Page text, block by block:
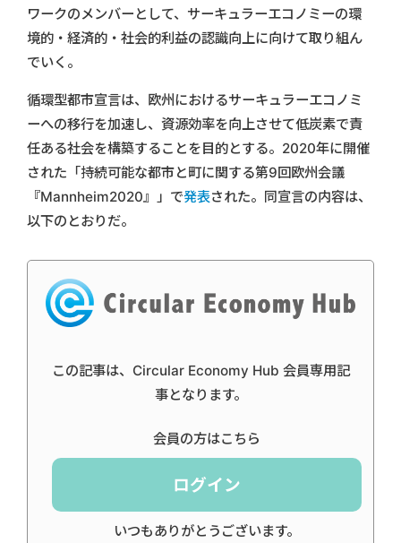
ワークのメンバーとして、サーキュラーエコノミーの環
境的・経済的・社会的利益の認識向上に向けて取り組ん
でいく。
循環型都市宣言は、欧州におけるサーキュラーエコノミ
ーへの移行を加速し、資源効率を向上させて低炭素で責
任ある社会を構築することを目的とする。2020年に開催
された「持続可能な都市と町に関する第9回欧州会議
『Mannheim2020』」で発表された。同宣言の内容は、
以下のとおりだ。
この記事は、Circular Economy Hub 会員専用記
事となります。
会員の方はこちら
ログイン
いつもありがとうございます。